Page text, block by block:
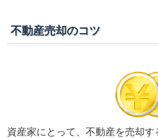
不動産売却のコツ
資産家にとって、不動産を売却